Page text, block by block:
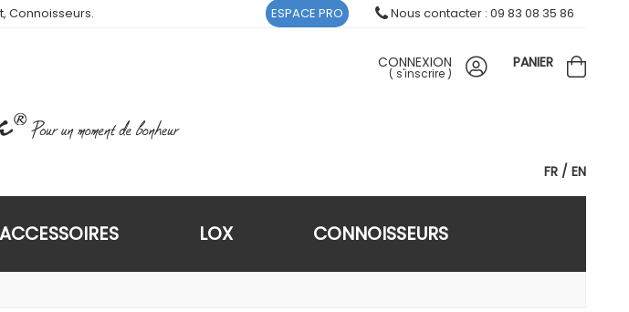
Connoisseurs.
FR EN
CONNEXION
( s'inscrire )
PANIER
LOX CONNOISSEURS
ESPACE PRO Nous contacter : 09 83 08 35 86